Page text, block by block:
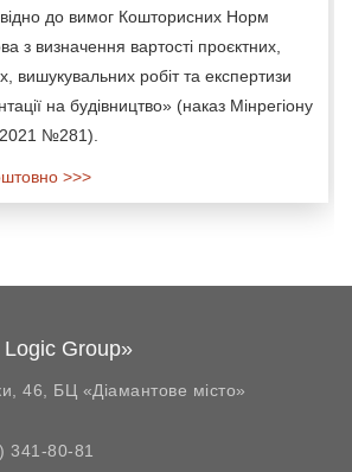
до вимог Кошторисних Норм
з визначення вартості проєктних,
вишукувальних робіт та експертизи
на будівництво» (наказ Мінрегіону
№281).
>>>
Group»
46, БЦ «Діамантове місто»
341-80-81